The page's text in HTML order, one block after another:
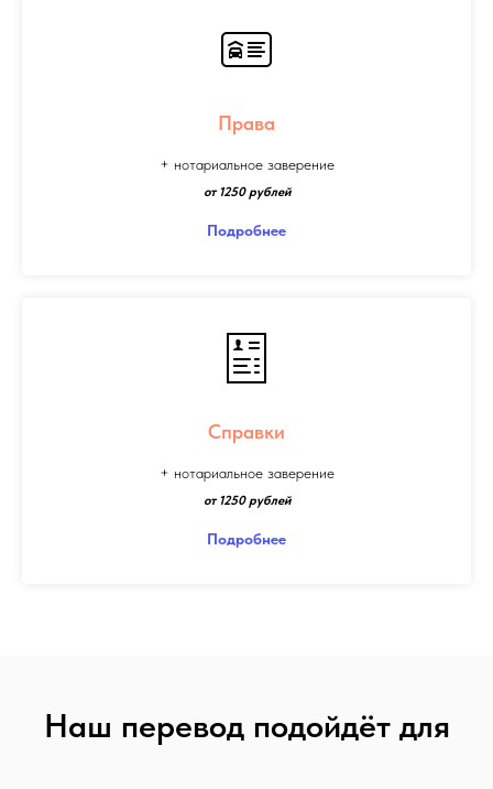
Права
+ нотариальное заверение
от 1250 рублей
Подробнее
Справки
+ нотариальное заверение
от 1250 рублей
Подробнее
Наш перевод подойдёт для